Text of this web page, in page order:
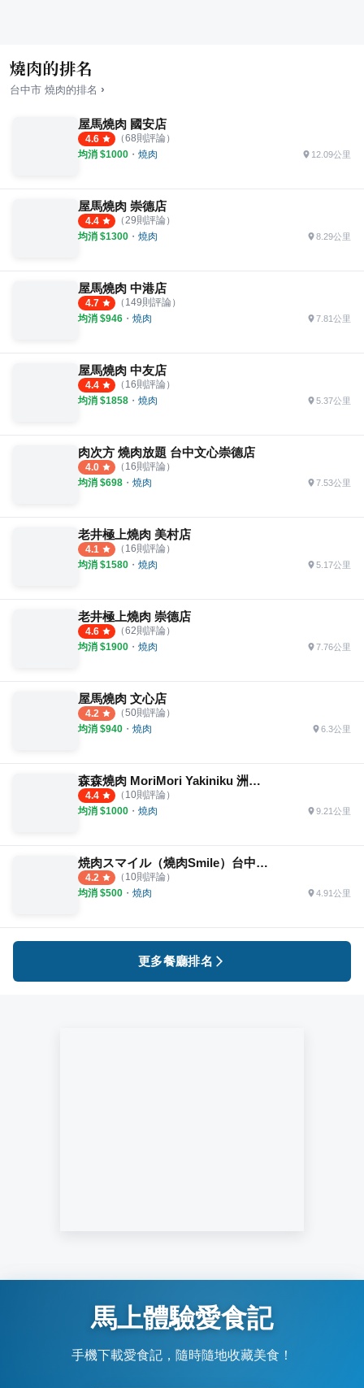
燒肉的排名
台中市 燒肉的排名 ›
屋馬燒肉 國安店
4.6 （68則評論）
均消 $1000 ・ 燒肉 12.09公里
屋馬燒肉 崇德店
4.4 （ 29則評論）
均消 $1300 ・ 燒肉 8.29公里
屋馬燒肉 中港店
4.7 （ 149則評論）
均消 $946 ・ 燒肉 7.81公里
屋馬燒肉 中友店
4.4 （ 16則評論）
均消 $1858 ・ 燒肉 5.37公里
肉次方 燒肉放題 台中文心崇德店
4.0 （ 16則評論）
均消 $698 ・ 燒肉 7.53公里
老井極上燒肉 美村店
4.1 （ 16則評論）
均消 $1580 ・ 燒肉 5.17公里
老井極上燒肉 崇德店
4.6 （62則評論）
均消 $1900 ・ 燒肉 7.76公里
屋馬燒肉 文心店
4.2 （50則評論）
均消 $940 ・ 燒肉 6.3公里
森森燒肉 MoriMori Yakiniku 洲際店
4.4 （ 10則評論）
均消 $1000 ・ 燒肉 9.21公里
焼肉スマイル（燒肉Smile）台中一中店
4.2 （ 10則評論）
均消 $500 ・ 燒肉 4.91公里
更多餐廳排名
馬上體驗愛食記
手機下載愛食記，隨時隨地收藏美食！